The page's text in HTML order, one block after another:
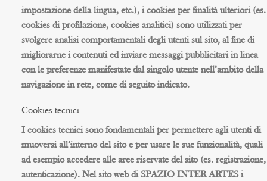
impostazione della lingua, etc.), i cookies per finalità ulteriori (es.
cookies di profilazione, cookies analitici) sono utilizzati per
svolgere analisi comportamentali degli utenti sul sito, al fine di
migliorarne i contenuti ed inviare messaggi pubblicitari in linea
con le preferenze manifestate dal singolo utente nell’ambito della
navigazione in rete, come di seguito indicato.
Cookies tecnici
I cookies tecnici sono fondamentali per permettere agli utenti di
muoversi all’interno del sito e per usare le sue funzionalità, quali
ad esempio accedere alle aree riservate del sito (es. registrazione,
autenticazione). Nel sito web di SPAZIO INTER ARTES i